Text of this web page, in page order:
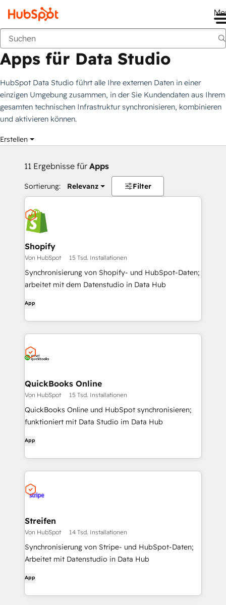
Marketplace
Apps für Data Studio
HubSpot Data Studio führt alle Ihre externen Daten in einer
einzigen Umgebung zusammen, in der Sie Kundendaten aus Ihrem
gesamten technischen Infrastruktur synchronisieren, kombinieren
und aktivieren können.
Erstellen
11 Ergebnisse für Apps
Sortierung: Relevanz Filter
Shopify
Von HubSpot 15 Tsd. Installationen
Synchronisierung von Shopify- und HubSpot-Daten;
arbeitet mit dem Datenstudio in Data Hub
App
QuickBooks Online
Von HubSpot 15 Tsd. Installationen
QuickBooks Online und HubSpot synchronisieren;
funktioniert mit Data Studio im Data Hub
App
Streifen
Von HubSpot 14 Tsd. Installationen
Synchronisierung von Stripe- und HubSpot-Daten;
Arbeitet mit Datenstudio in Data Hub
App